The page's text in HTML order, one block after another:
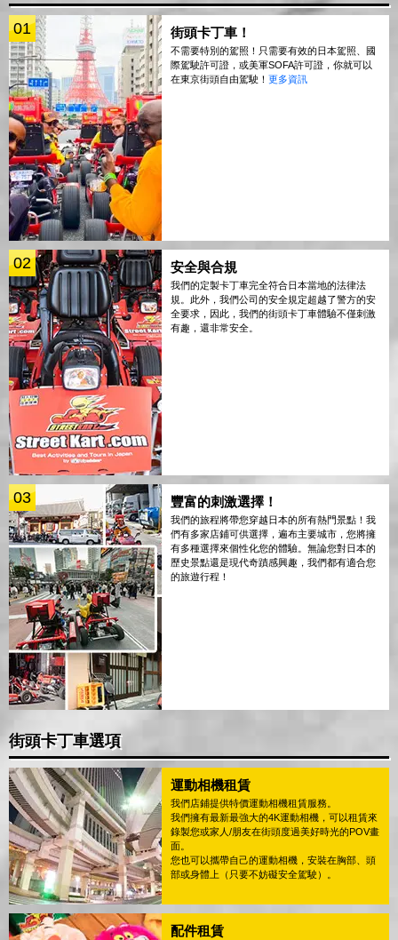
01 街頭卡丁車！
不需要特別的駕照！只需要有效的日本駕照、國
際駕駛許可證，或美軍SOFA許可證，你就可以
在東京街頭自由駕駛！ 更多資訊
02 安全與合規
我們的定製卡丁車完全符合日本當地的法律法
規。此外，我們公司的安全規定超越了警方的安
全要求，因此，我們的街頭卡丁車體驗不僅刺激
有趣，還非常安全。
03 豐富的刺激選擇！
我們的旅程將帶您穿越日本的所有熱門景點！我
們有多家店鋪可供選擇，遍布主要城市，您將擁
有多種選擇來個性化您的體驗。無論您對日本的
歷史景點還是現代奇蹟感興趣，我們都有適合您
的旅遊行程！
街頭卡丁車選項
運動相機租賃
我們店鋪提供特價運動相機租賃服務。
我們擁有最新最強大的4K運動相機，可以租賃來
錄製您或家人/朋友在街頭度過美好時光的POV畫
面。
您也可以攜帶自己的運動相機，安裝在胸部、頭
部或身體上（只要不妨礙安全駕駛）。
配件租賃